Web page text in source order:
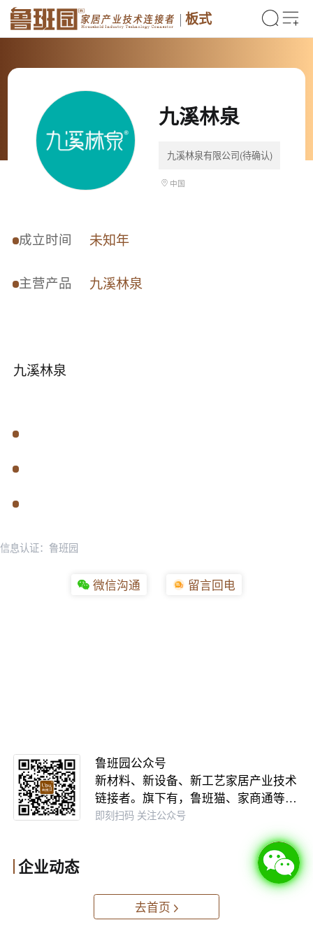
板式
九溪林泉
九溪林泉有限公司(待确认)
中国
成立时间 未知年
主营产品 九溪林泉
九溪林泉
信息认证：鲁班园
微信沟通 留言回电
鲁班园公众号
新材料、新设备、新工艺家居产业技术
链接者。旗下有，鲁班猫、家商通等…
即刻扫码 关注公众号
企业动态
去首页